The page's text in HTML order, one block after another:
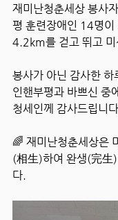
재미난청춘세상 봉사
평 훈련장애인 14명이
4.2km를 걷고 뛰고 미
봉사가 아닌 감사한 하
인핸부평과 바쁘신 중
청세인께 감사드립니
🌈 재미난청춘세상은
(相生)하여 완생(完生)
다.